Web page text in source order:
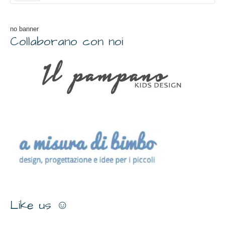
no banner
Collaborano con noi
Like us ☺